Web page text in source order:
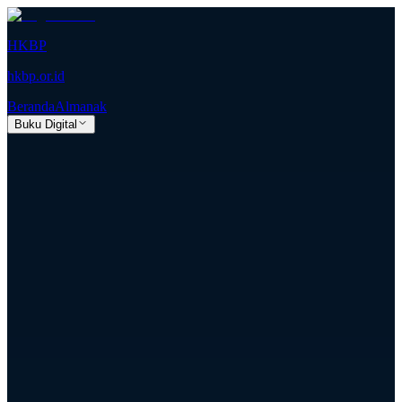
HKBP
hkbp.or.id
BerandaAlmanak
Buku Digital